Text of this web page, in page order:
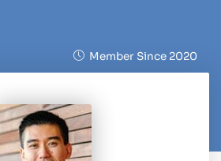
Member Since 2020